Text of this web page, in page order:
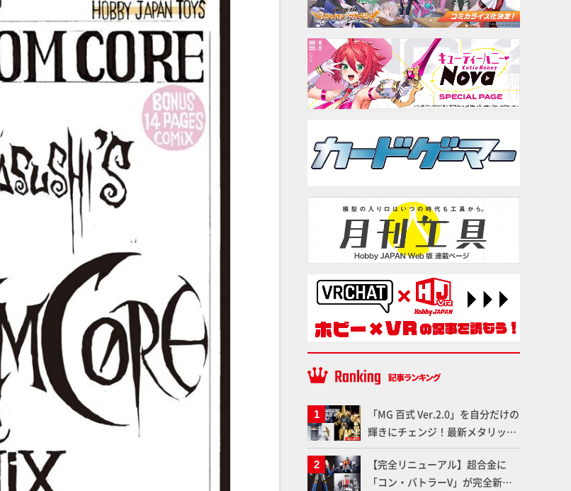
「MG 百式 Ver.2.0」を自分だけの
輝きにチェンジ！最新メタリック
塗料を使ってより金属感を増した
仕上がりに!!【試し読み】
【完全リニューアル】超合金に
「コン・バトラーV」が完全新規